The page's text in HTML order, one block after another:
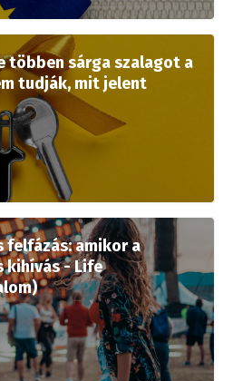
többen sárga szalagot a
tudják, mit jelent
felfázás: amikor a
kihívás - Life